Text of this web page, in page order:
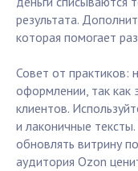
результата.
которая помогает
Совет от практиков:
оформлении, так как
клиентов.
и лаконичные
обновлять витрину
аудитория Ozon